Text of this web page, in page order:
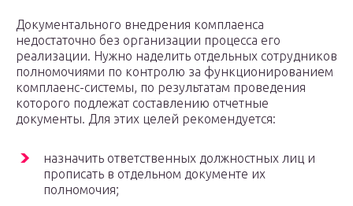
Документального внедрения комплаенса
недостаточно без организации процесса его
реализации. Нужно наделить отдельных сотрудников
полномочиями по контролю за функционированием
комплаенс-системы, по результатам проведения
которого подлежат составлению отчетные
документы. Для этих целей рекомендуется:
назначить ответственных должностных лиц и
прописать в отдельном документе их
полномочия;